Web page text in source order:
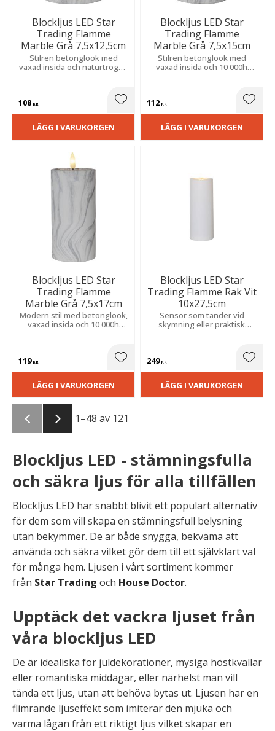
Blockljus LED Star
Trading Flamme
Marble Grå 7,5x12,5cm
Stilren betonglook med
vaxad insida och naturtrogen
effekt och drivs av 2xAAA.
108 KR Lägg till i favoriter
LÄGG I VARUKORGEN
Blockljus LED Star
Trading Flamme
Marble Grå 7,5x15cm
Stilren betonglook med
vaxad insida och 10 000h
timer. 0,03W effekt. Drivs av
112 KR
LÄGG I VARUKORGEN
Blockljus LED Star
Trading Flamme
Marble Grå 7,5x17cm
Modern stil med betonglook,
vaxad insida och 10 000h
timer. 0,03W effekt. Drivs av
119KR Lägg till i favoriter
LÄGG I VARUKORGEN
Blockljus LED Star
Trading Flamme Rak Vit
10x27,5cm
Sensor som tänder vid
skymning eller praktisk
sprider ett varmt, behagligt
och inbjudande sken.
249KR
LÄGG I VARUKORGEN
1–48 av 121
Blockljus LED - stämningsfulla
och säkra ljus för alla tillfällen
Blockljus LED har snabbt blivit ett populärt alternativ
för dem som vill skapa en stämningsfull belysning
utan bekymmer. De är både snygga, bekväma att
använda och säkra vilket gör dem till ett självklart val
för många hem. Ljusen i vårt sortiment kommer
från Star Trading och House Doctor.
Upptäck det vackra ljuset från
våra blockljus LED
De är idealiska för juldekorationer, mysiga höstkvällar
eller romantiska middagar, eller närhelst man vill
tända ett ljus, utan att behöva bytas ut. Ljusen har en
flimrande ljuseffekt som imiterar den mjuka och
varma lågan från ett riktigt ljus vilket skapar en